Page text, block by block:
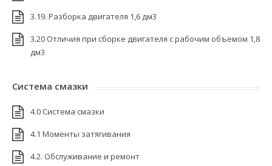
3.19. Разборка двигателя 1,6 дм3
3.20 Отличия при сборке двигателя с рабочим объемом 1,8
дм3
Система смазки
4.0 Система смазки
4.1 Моменты затягивания
4.2. Обслуживание и ремонт